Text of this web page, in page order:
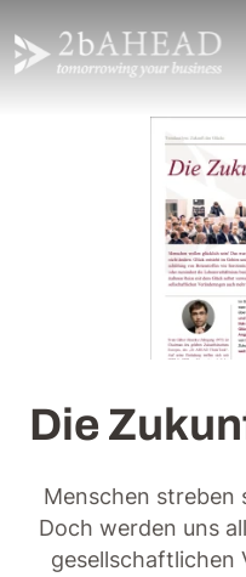
Die
Menschen streben
Doch werden uns
gesellschaftlichen